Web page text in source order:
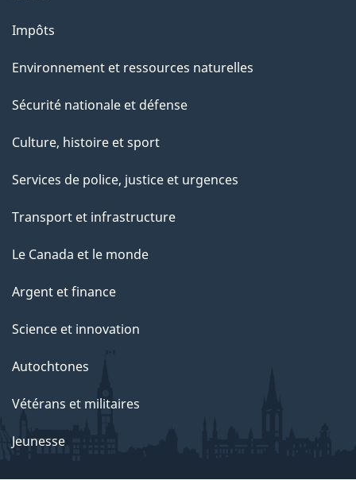
u
c
e
t
e
a
g
Impôts
Environnement et ressources naturelles
Sécurité nationale et défense
Culture, histoire et sport
Services de police, justice et urgences
Transport et infrastructure
Le Canada et le monde
Argent et finance
Science et innovation
Autochtones
Vétérans et militaires
Jeunesse